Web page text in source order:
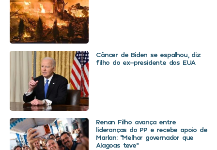
Câncer de Biden se espalhou, diz
filho do ex-presidente dos EUA
Renan Filho avança entre
lideranças do PP e recebe apoio de
Marlan: “Melhor governador que
Alagoas teve”